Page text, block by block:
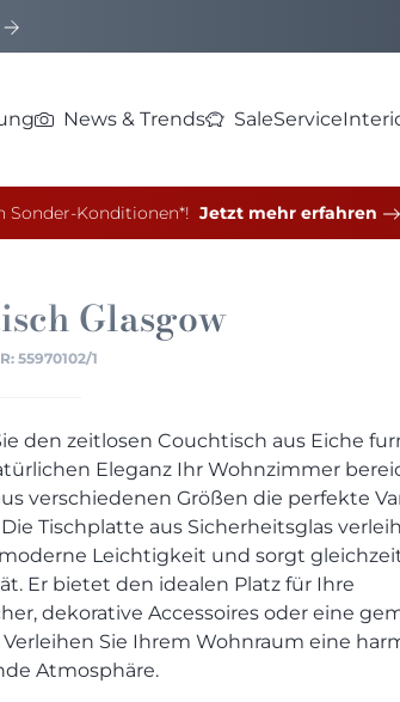
News & Trends SaleService
Sonder-Konditionen*! Jetzt mehr erfahren
Glasgow
55970102/1
den zeitlosen Couchtisch aus Eiche
Eleganz Ihr Wohnzimmer
verschiedenen Größen die perfekte
Tischplatte aus Sicherheitsglas
Leichtigkeit und sorgt
Er bietet den idealen Platz für Ihre
dekorative Accessoires oder eine
Verleihen Sie Ihrem Wohnraum eine
Atmosphäre.